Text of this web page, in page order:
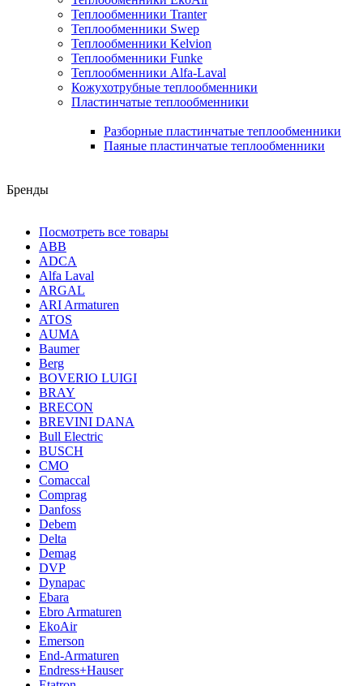
Теплообменники Tranter
Теплообменники Swep
Теплообменники Kelvion
Теплообменники Funke
Теплообменники Alfa-Laval
Кожухотрубные теплообменники
Пластинчатые теплообменники
Разборные пластинчатые теплообменники
Паяные пластинчатые теплообменники
Бренды
Посмотреть все товары
ABB
ADCA
Alfa Laval
ARGAL
ARI Armaturen
ATOS
AUMA
Baumer
Berg
BOVERIO LUIGI
BRAY
BRECON
BREVINI DANA
Bull Electric
BUSCH
CMO
Comaccal
Comprag
Danfoss
Debem
Delta
Demag
DVP
Dynapac
Ebara
Ebro Armaturen
EkoAir
Emerson
End-Armaturen
Endress+Hauser